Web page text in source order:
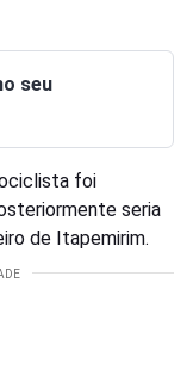
seu
foi
seria
de Itapemirim.